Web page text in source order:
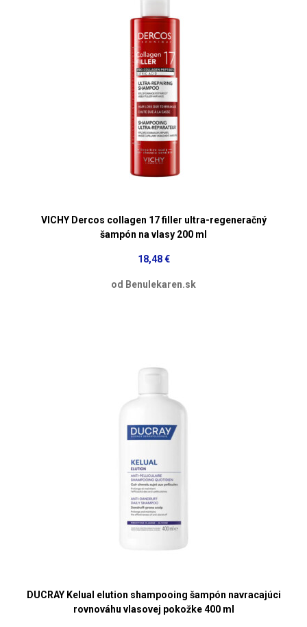
VICHY Dercos collagen 17 filler ultra-regeneračný
šampón na vlasy 200 ml
18,48 €
od Benulekaren.sk
DUCRAY Kelual elution shampooing šampón navracajúci
rovnováhu vlasovej pokožke 400 ml